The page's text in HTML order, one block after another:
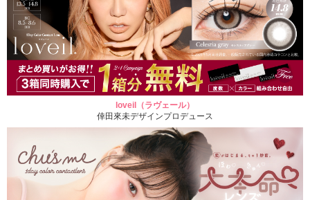
loveil（ラヴェール）
倖田來未デザインプロデュース